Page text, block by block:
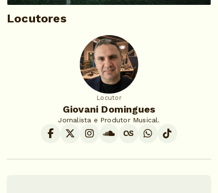
Locutores
Locutor
Giovani Domingues
Jornalista e Produtor Musical.